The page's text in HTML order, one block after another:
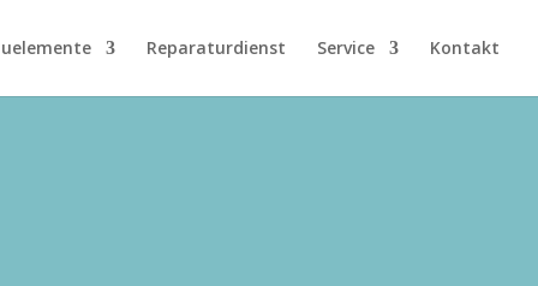
Reparaturdienst Service Kontakt